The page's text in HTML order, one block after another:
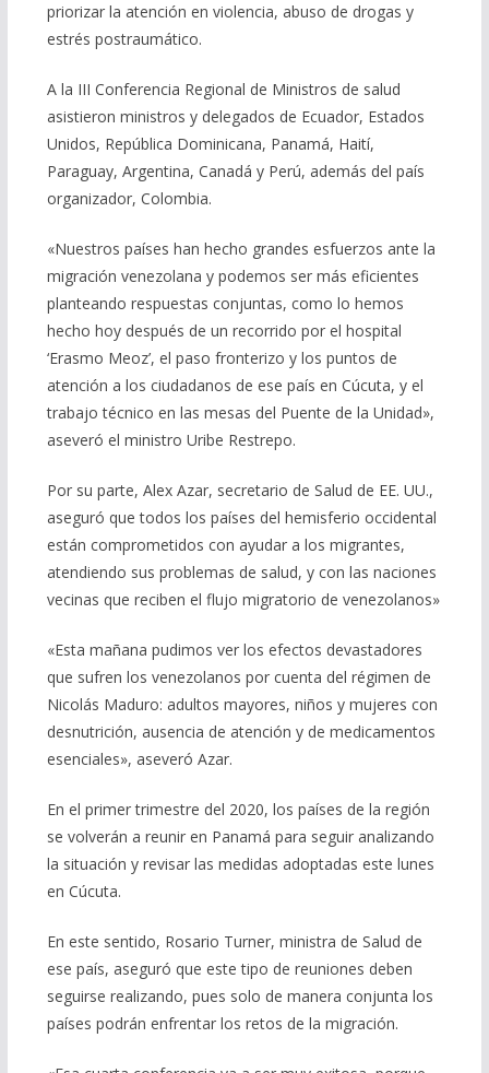
priorizar la atención en violencia, abuso de drogas y
estrés postraumático.
A la III Conferencia Regional de Ministros de salud
asistieron ministros y delegados de Ecuador, Estados
Unidos, República Dominicana, Panamá, Haití,
Paraguay, Argentina, Canadá y Perú, además del país
organizador, Colombia.
«Nuestros países han hecho grandes esfuerzos ante la
migración venezolana y podemos ser más eficientes
planteando respuestas conjuntas, como lo hemos
hecho hoy después de un recorrido por el hospital
‘Erasmo Meoz’, el paso fronterizo y los puntos de
atención a los ciudadanos de ese país en Cúcuta, y el
trabajo técnico en las mesas del Puente de la Unidad»,
aseveró el ministro Uribe Restrepo.
Por su parte, Alex Azar, secretario de Salud de EE. UU.,
aseguró que todos los países del hemisferio occidental
están comprometidos con ayudar a los migrantes,
atendiendo sus problemas de salud, y con las naciones
vecinas que reciben el flujo migratorio de venezolanos»
«Esta mañana pudimos ver los efectos devastadores
que sufren los venezolanos por cuenta del régimen de
Nicolás Maduro: adultos mayores, niños y mujeres con
desnutrición, ausencia de atención y de medicamentos
esenciales», aseveró Azar.
En el primer trimestre del 2020, los países de la región
se volverán a reunir en Panamá para seguir analizando
la situación y revisar las medidas adoptadas este lunes
en Cúcuta.
En este sentido, Rosario Turner, ministra de Salud de
ese país, aseguró que este tipo de reuniones deben
seguirse realizando, pues solo de manera conjunta los
países podrán enfrentar los retos de la migración.